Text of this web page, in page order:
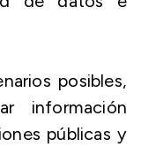
posibles,
información
públicas y